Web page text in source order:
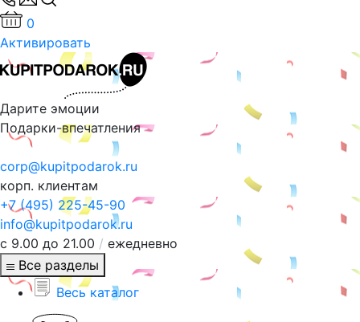
0
Активировать
Дарите эмоции
Подарки-впечатления
corp@kupitpodarok.ru
корп. клиентам
+7 (495) 225-45-90
info@kupitpodarok.ru
с 9.00 до 21.00 / ежедневно
Все разделы
Весь каталог